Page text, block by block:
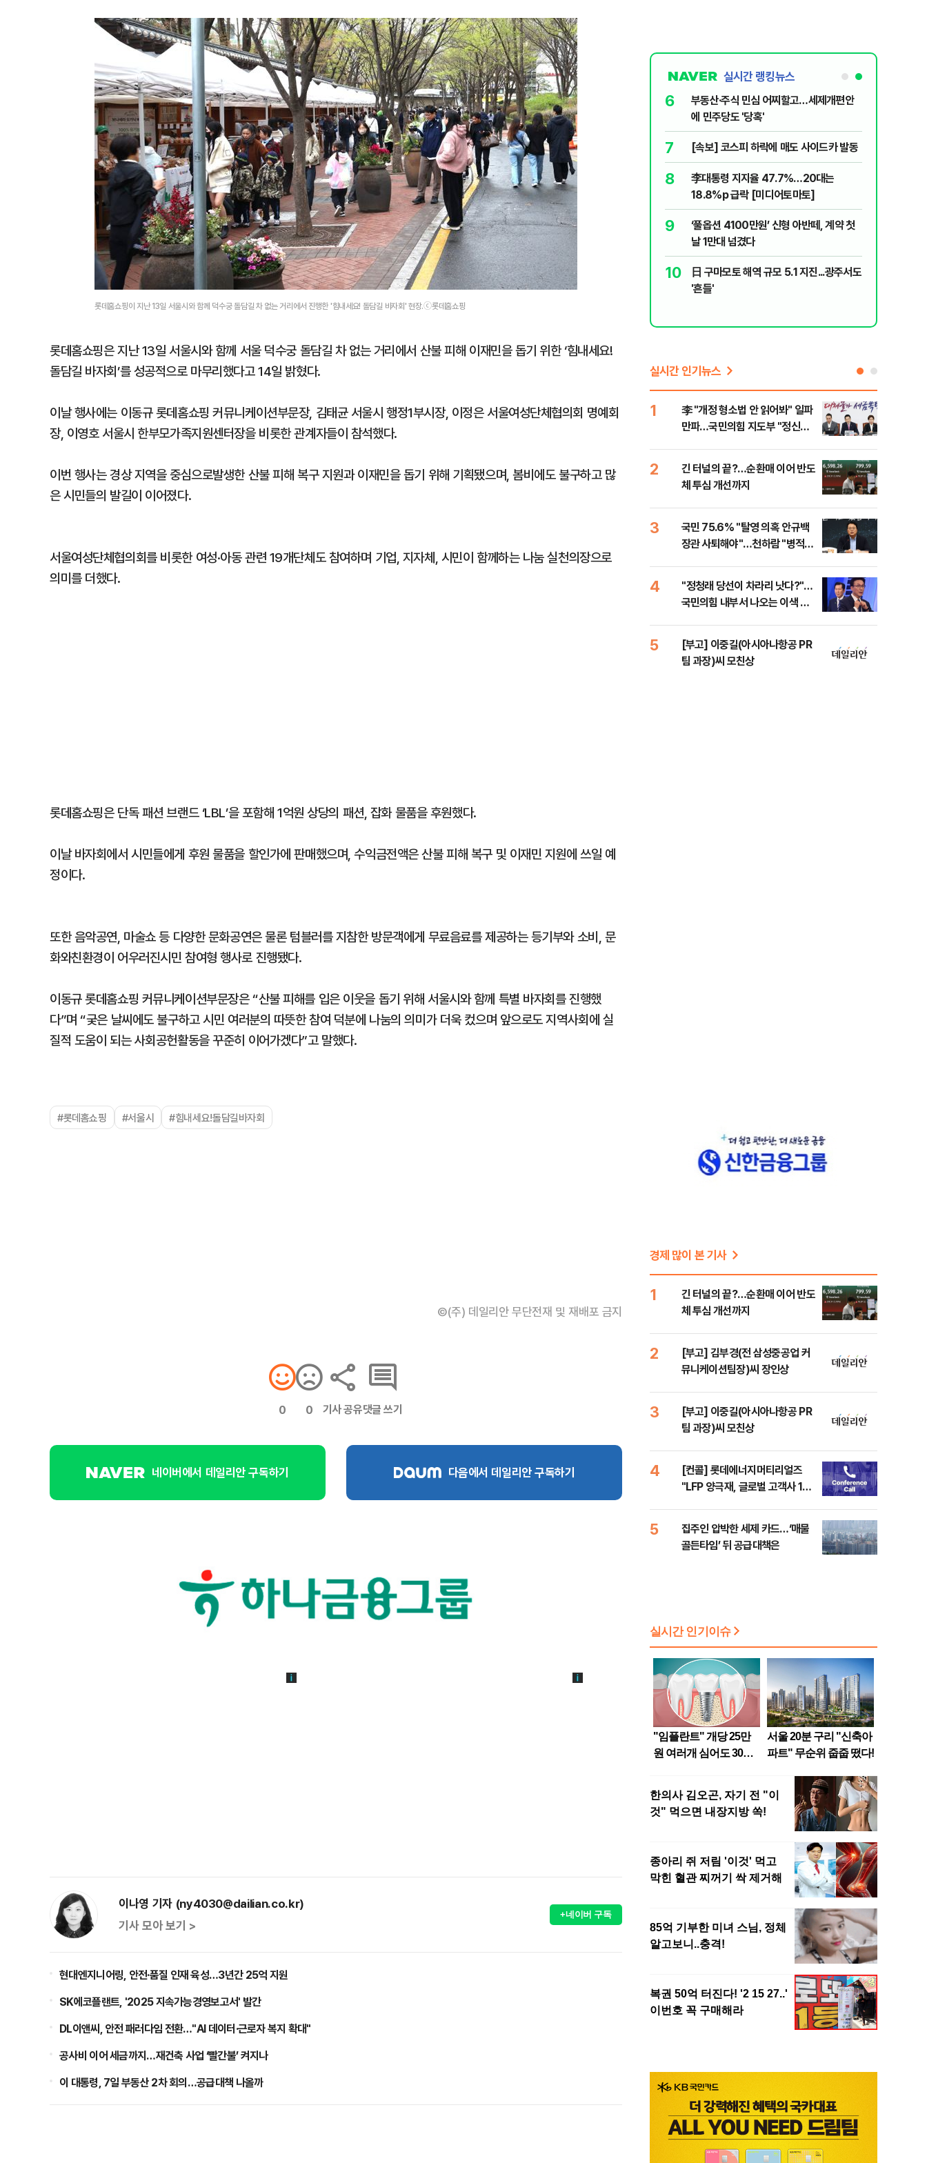
롯데홈쇼핑이 지난 13일 서울시와 함께 덕수궁 돌담길 차 없는 거리에서 진행한 '힘내세요! 돌담길 바자회' 현장.ⓒ롯데홈쇼핑
롯데홈쇼핑은 지난 13일 서울시와 함께 서울 덕수궁 돌담길 차 없는 거리에서 산불 피해 이재민을 돕기 위한 ‘힘내세요!
돌담길 바자회’를 성공적으로 마무리했다고 14일 밝혔다.
이날 행사에는 이동규 롯데홈쇼핑 커뮤니케이션부문장, 김태균 서울시 행정1부시장, 이정은 서울여성단체협의회 명예회
장, 이영호 서울시 한부모가족지원센터장을 비롯한 관계자들이 참석했다.
이번 행사는 경상 지역을 중심으로발생한 산불 피해 복구 지원과 이재민을 돕기 위해 기획됐으며, 봄비에도 불구하고 많
은 시민들의 발길이 이어졌다.
서울여성단체협의회를 비롯한 여성·아동 관련 19개단체도 참여하며 기업, 지자체, 시민이 함께하는 나눔 실천의장으로
의미를 더했다.
롯데홈쇼핑은 단독 패션 브랜드 ‘LBL’을 포함해 1억원 상당의 패션, 잡화 물품을 후원했다.
이날 바자회에서 시민들에게 후원 물품을 할인가에 판매했으며, 수익금전액은 산불 피해 복구 및 이재민 지원에 쓰일 예
정이다.
또한 음악공연, 마술쇼 등 다양한 문화공연은 물론 텀블러를 지참한 방문객에게 무료음료를 제공하는 등기부와 소비, 문
화와친환경이 어우러진시민 참여형 행사로 진행됐다.
이동규 롯데홈쇼핑 커뮤니케이션부문장은 “산불 피해를 입은 이웃을 돕기 위해 서울시와 함께 특별 바자회를 진행했
다”며 “궂은 날씨에도 불구하고 시민 여러분의 따뜻한 참여 덕분에 나눔의 의미가 더욱 컸으며 앞으로도 지역사회에 실
질적 도움이 되는 사회공헌활동을 꾸준히 이어가겠다”고 말했다.
#롯데홈쇼핑 #서울시 #힘내세요!돌담길바자회
©(주) 데일리안 무단전재 및 재배포 금지
0 0 기사 공유댓글 쓰기
네이버에서 데일리안 구독하기 다음에서 데일리안 구독하기
이나영 기자 (ny4030@dailian.co.kr)
기사 모아 보기 >
+네이버 구독
현대엔지니어링, 안전·품질 인재 육성…3년간 25억 지원
SK에코플랜트, '2025 지속가능경영보고서' 발간
DL이앤씨, 안전 패러다임 전환…"AI 데이터·근로자 복지 확대"
공사비 이어 세금까지…재건축 사업 ‘빨간불’ 켜지나
이 대통령, 7일 부동산 2차 회의…공급대책 나올까
실시간 랭킹뉴스
1
'화장실서 쓰러진 채 발견' 킥복싱 연습 경
기하던 男학생, 사고 12일 만에 사망
2
​"정청래 당선이 차라리 낫다?"…국민의힘
내부서 나오는 이색 셈법
3
'빅쇼트' 마이클 버리 "美 증시, 1987년
블랙먼데이급 폭락 가능성"
4
검찰청에 쌓인 미제사건 14만 건…언제 다
처리하나요? [기자수첩-사회]
5
삼전닉스 레버리지 열기 식었나…거래대
6
부동산·주식 민심 어찌할고…세제개편안
에 민주당도 '당혹'
7 [속보] 코스피 하락에 매도 사이드카 발동
8
李대통령 지지율 47.7%…20대는
18.8%p 급락 [미디어토마토]
9
‘풀옵션 4100만원’ 신형 아반떼, 계약 첫
날 1만대 넘겼다
10
日 구마모토 해역 규모 5.1 지진...광주서도
'흔들'
실시간 인기뉴스
1
李 "개정 형소법 안 읽어봐" 일파
만파…국민의힘 지도부 "정신세
2
긴 터널의 끝?…순환매 이어 반도
체 투심 개선까지
3
국민 75.6% "탈영 의혹 안규백
장관 사퇴해야"…천하람 "병적기
4
​"정청래 당선이 차라리 낫다?"…
국민의힘 내부서 나오는 이색 셈
5
[부고] 이중길(아시아나항공 PR
팀 과장)씨 모친상
경제 많이 본 기사
1
긴 터널의 끝?…순환매 이어 반도
체 투심 개선까지
2
[부고] 김부경(전 삼성중공업 커
뮤니케이션팀장)씨 장인상
3
[부고] 이중길(아시아나항공 PR
팀 과장)씨 모친상
4
[컨콜] 롯데에너지머티리얼즈
"LFP 양극재, 글로벌 고객사 10
5
집주인 압박한 세제 카드…‘매물
골든타임’ 뒤 공급대책은